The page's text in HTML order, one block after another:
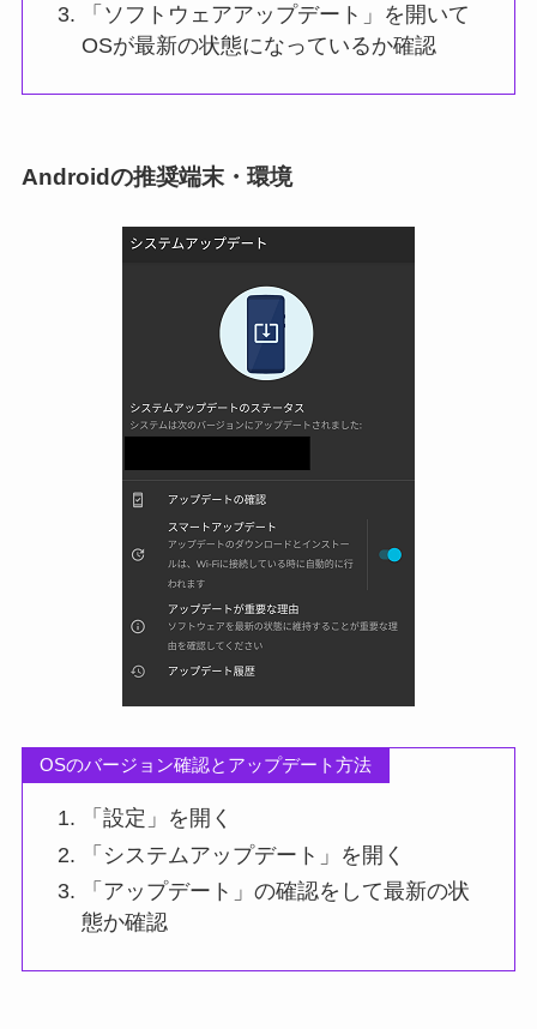
「ソフトウェアアップデート」を開いて
OSが最新の状態になっているか確認
Androidの推奨端末・環境
OSのバージョン確認とアップデート方法
「設定」を開く
「システムアップデート」を開く
「アップデート」の確認をして最新の状
態か確認